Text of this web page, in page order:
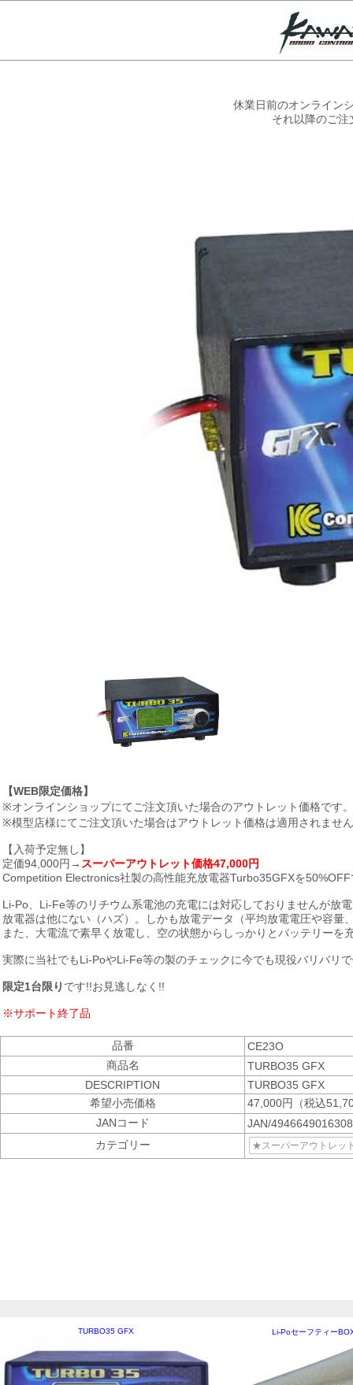
休業日前のオンライン
それ以降のご
【WEB限定価格】
※オンラインショップにてご注文頂いた場合のアウトレット価格です。
※模型店様にてご注文頂いた場合はアウトレット価格は適用されませ
【入荷予定無し】
定価94,000円→ スーパーアウトレット価格47,000円
Competition Electronics社製の高性能充放電器Turbo35GFXを
Li-Po、Li-Fe等のリチウム系電池の充電には対応しておりませんが放
放電器は他にない（ハズ）。しかも放電データ（平均放電電圧や容
また、大電流で素早く放電し、空の状態からしっかりとバッテリー
実際に当社でもLi-PoやLi-Fe等の製のチェックに今でも現役バリバリ
限定1台限り です!!お見逃しなく!!
※サポート終了品
品番
CE23O
商品名
TURBO35 GFX
DESCRIPTION
TURBO35 GFX
希望小売価格
47,000円（税込
JANコード
JAN/
カテゴリー
★スーパーアウトレッ
TURBO35 GFX Li-Poセーフティー